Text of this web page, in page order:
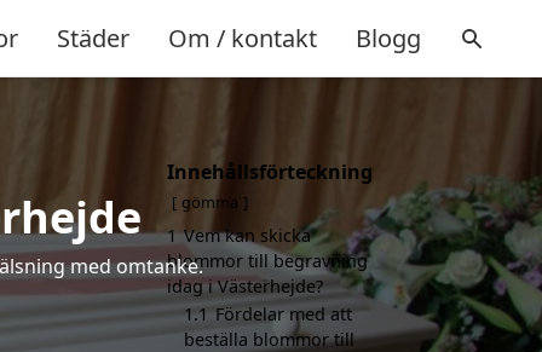
Städer Om / kontakt Blogg
med omtanke.
Innehållsförteckning
gömma
1 Vem kan skicka
blommor till begravning
idag i Västerhejde?
1.1 Fördelar med att
beställa blommor till